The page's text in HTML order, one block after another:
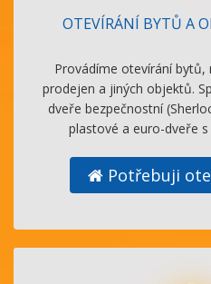
OTEVÍRÁNÍ BYTŮ A
Provádíme otevírání
prodejen a jiných objektů.
dveře bezpečnostní
plastové a euro-dveře
Potřebuji